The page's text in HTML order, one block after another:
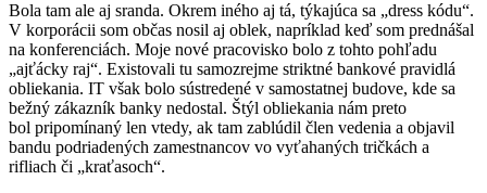
Bola tam ale aj sranda. Okrem iného aj tá, týkajúca sa „dress kódu“.
V korporácii som občas nosil aj oblek, napríklad keď som prednášal
na konferenciách. Moje nové pracovisko bolo z tohto pohľadu
„ajťácky raj“. Existovali tu samozrejme striktné bankové pravidlá
obliekania. IT však bolo sústredené v samostatnej budove, kde sa
bežný zákazník banky nedostal. Štýl obliekania nám preto
bol pripomínaný len vtedy, ak tam zablúdil člen vedenia a objavil
bandu podriadených zamestnancov vo vyťahaných tričkách a
rifliach či „kraťasoch“.